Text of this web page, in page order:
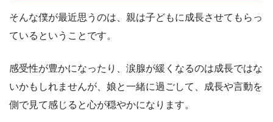
そんな僕が最近思うのは、親は子どもに成長させてもらっ
ているということです。
感受性が豊かになったり、涙腺が緩くなるのは成長ではな
いかもしれませんが、娘と一緒に過ごして、成長や言動を
側で見て感じると心が穏やかになります。